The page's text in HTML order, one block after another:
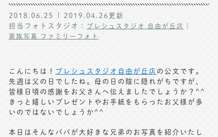
入園入学･卒園卒業記念撮影
ハーフ成人式･10歳の祝い記念撮影
家族写真･記念写真撮影
マタニティフォト撮影
初節句記念写真撮影
フレンド記念撮影
フォトウェディング
記念撮影コラム
よくある質問
お祝いギフトカード
出張撮影(鎌倉)
2018.06.25 2019.04.26更新
担当フォトスタジオ： プレシュスタジオ 自由が丘店 ｜
家族写真 ファミリーフォト
こんにちは！ プレシュスタジオ自由が丘店 の公文です。
先週は父の日でしたね。母の日の陰に隠れがちですが、
皆様日頃の感謝をお父さんへ伝えましたでしょうか？^^
きっと嬉しいプレゼントやお手紙をもらったお父様が多
いのではないでしょうか^^
本日はそんなパパが大好きな兄弟のお写真を紹介いたし